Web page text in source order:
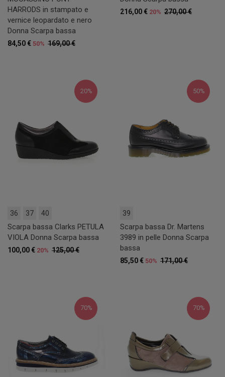
HARRODS in stampato e
vernice leopardato e nero
Donna Scarpa bassa
169,00 €
84,50 € 50%
270,00 €
216,00 € 20%
20%
36 37 40
Scarpa bassa Clarks PETULA
VIOLA Donna Scarpa bassa
125,00 €
100,00 € 20%
50%
39
Scarpa bassa Dr. Martens
3989 in pelle Donna Scarpa
bassa
171,00 €
85,50 € 50%
70% 70%